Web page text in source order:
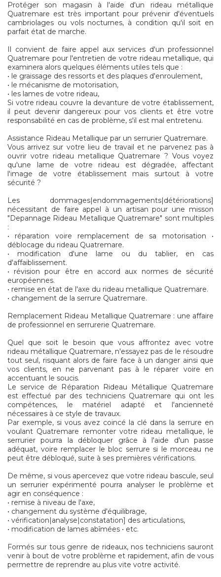
Protéger son magasin à l'aide d'un rideau métallique
Quatremare est très important pour prévenir d'éventuels
cambriolages ou vols nocturnes, à condition qu'il soit en
parfait état de marche.
Il convient de faire appel aux services d'un professionnel
Quatremare pour l'entretien de votre rideau metallique, qui
examinera alors quelques éléments utiles tels que :
• le graissage des ressorts et des plaques d'enroulement,
• le mécanisme de motorisation,
• les lames de votre rideau,
Si votre rideau couvre la devanture de votre établissement,
il peut devenir dangereux pour vos clients et être votre
responsabilité en cas de problème, s'il est mal entretenu.
Assistance Rideau Metallique par un serrurier Quatremare.
Vous arrivez sur votre lieu de travail et ne parvenez pas à
ouvrir votre rideau metallique Quatremare ? Vous voyez
qu'une lame de votre rideau est dégradée, affectant
l'image de votre établissement mais surtout à votre
sécurité ?
Les dommages|endommagements|détériorations]
nécessitant de faire appel à un artisan pour une misson
"Depannage Rideau Metallique Quatremare" sont multiples
:
• réparation voire remplacement de sa motorisation •
déblocage du rideau Quatremare.
• modification d'une lame ou du tablier, en cas
d'affaiblissement.
• révision pour être en accord aux normes de sécurité
européennes.
• remise en état de l'axe du rideau metallique Quatremare.
• changement de la serrure Quatremare.
Remplacement Rideau Metallique Quatremare : une affaire
de professionnel en serrurerie Quatremare.
Quel que soit le besoin que vous affrontez avec votre
rideau métallique Quatremare, n'essayez pas de le résoudre
tout seul, risquant alors de faire face à un danger ainsi que
vos clients, en ne parvenant pas à le réparer voire en
accentuant le soucis.
Le service de Réparation Rideau Métallique Quatremare
est effectué par des techniciens Quatremare qui ont les
compétences, le matériel adapté et l'ancienneté
nécessaires à ce style de travaux.
Par exemple, si vous avez coincé la clé dans la serrure en
voulant Quatremare remonter votre rideau metallique, le
serrurier pourra la débloquer grâce à l'aide d'un passe
adéquat, voire remplacer le bloc serrure si le morceau ne
peut être débloqué, suite à ses premières vérifications.
De même, si vous apercevez que votre rideau bascule, seul
un serrurier expérimenté pourra analyser le problème et
agir en conséquence :
• remise à niveau de l'axe,
• changement du système d'équilibrage,
• vérification|analyse|constatation] des articulations,
• modification de lames abîmées • etc.
Formés sur tous genre de rideaux, nos techniciens sauront
venir à bout de votre problème et rapidement, afin de vous
permettre de reprendre au plus vite votre activité.